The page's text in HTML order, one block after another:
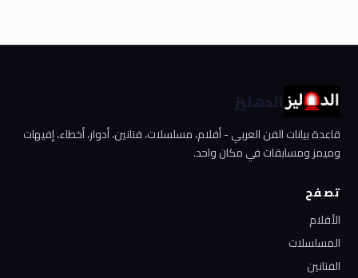
الدهليز
قاعدة بيانات الفن العربي - أفلام، مسلسلات، فنانين، أدوار، أخطاء، إفيهات
وميمز ومسابقات في مكان واحد.
تصفح
الأفلام
المسلسلات
الفنانين